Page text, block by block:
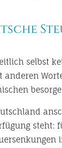
selbst
steht: